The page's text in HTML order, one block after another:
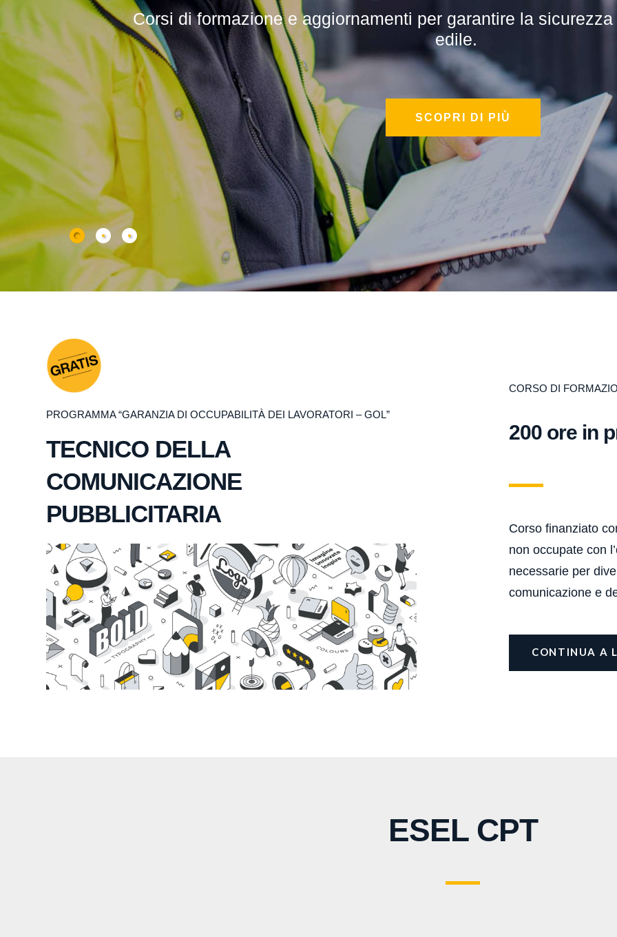
Corsi di formazione e aggiornamenti per garantire la sicurezza
edile.
SCOPRI DI PIÙ
Corsi professionali per sviluppare competenze
SCOPRI DI PIÙ
PROGRAMMA “GARANZIA DI OCCUPABILITÀ DEI LAVORATORI – GOL”
TECNICO DELLA
COMUNICAZIONE
PUBBLICITARIA
CORSO DI
200 ore in
Corso finanziato
non occupate con
necessarie per
comunicazione e
CONTINUA A
ESEL CPT